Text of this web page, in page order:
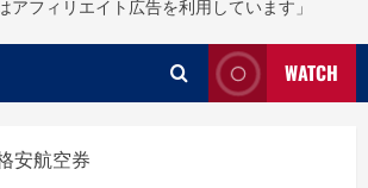
アフィリエイト広告を利用しています」
WATCH
安航空券